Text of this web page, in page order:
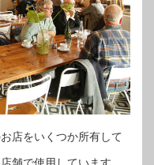
店をいくつか所有して